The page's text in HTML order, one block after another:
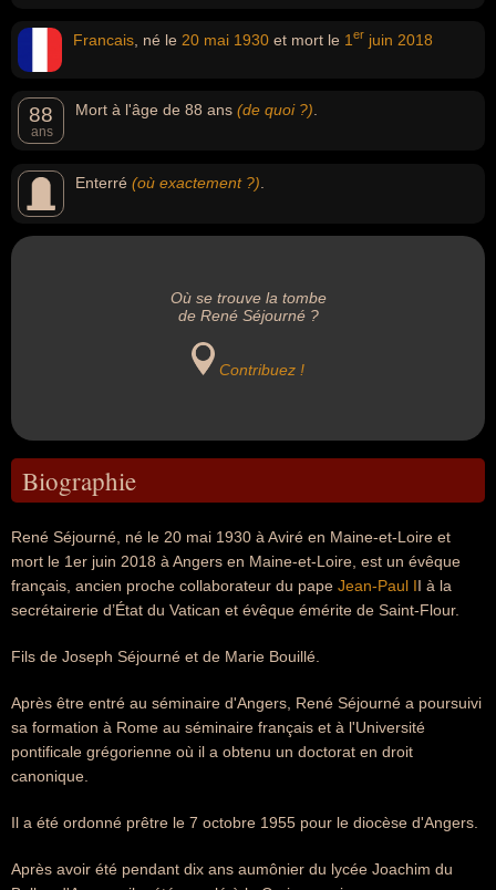
Francais , né le 20 mai 1930 et mort le 1 er juin 2018
88
ans
Mort à l'âge de 88 ans (de quoi ?)
Enterré (où exactement ?)
Où se trouve la tombe
de René Séjourné ?
Contribuez !
Biographie
René Séjourné, né le 20 mai 1930 à Aviré en Maine-et-Loire et
mort le 1er juin 2018 à Angers en Maine-et-Loire, est un évêque
français, ancien proche collaborateur du pape Jean-Paul II à la
secrétairerie d’État du Vatican et évêque émérite de Saint-Flour.
Fils de Joseph Séjourné et de Marie Bouillé.
Après être entré au séminaire d'Angers, René Séjourné a poursuivi
sa formation à Rome au séminaire français et à l'Université
pontificale grégorienne où il a obtenu un doctorat en droit
canonique.
Il a été ordonné prêtre le 7 octobre 1955 pour le diocèse d'Angers.
Après avoir été pendant dix ans aumônier du lycée Joachim du